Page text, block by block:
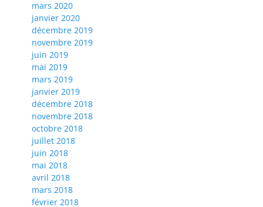
mars 2020
janvier 2020
décembre 2019
novembre 2019
juin 2019
mai 2019
mars 2019
janvier 2019
décembre 2018
novembre 2018
octobre 2018
juillet 2018
juin 2018
mai 2018
avril 2018
mars 2018
février 2018